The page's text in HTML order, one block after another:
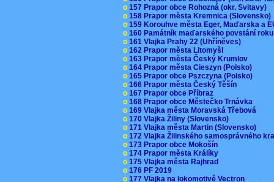
o 157 Prapor obce Rohozná (okr. Svitavy)
o 158 Prapor města Kremnica (Slovensko)
o 159 Korouhve města Eger, Maďarska a
o 160 Památník maďarského povstání
o 161 Vlajka Prahy 22 (Uhříněves)
o 162 Prapor města Litomyšl
o 163 Prapor města Český Krumlov
o 164 Prapor města Cieszyn (Polsko)
o 165 Prapor obce Pszczyna (Polsko)
o 166 Prapor města Český Těšín
o 167 Prapor obce Příbraz
o 168 Prapor obce Městečko Trnávka
o 169 Vlajka města Moravská Třebová
o 170 Vlajka Žiliny (Slovensko)
o 171 Vlajka města Martin (Slovensko)
o 172 Vlajka Žilinského samosprávného
o 173 Prapor obce Mokošín
o 174 Prapor města Králíky
o 175 Vlajka města Rajhrad
o 176 PF 2019
o 177 Vlajka na lokomotivě Vectron